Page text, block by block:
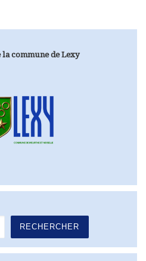
commune de Lexy
RECHERCHER